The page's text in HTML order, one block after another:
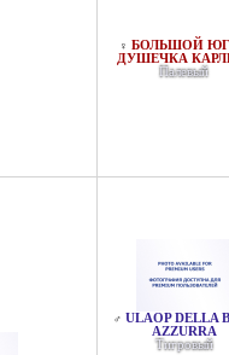
♀ БОЛЬШОЙ
ДУШЕЧКА
Палевый
♂ ULAOP DELLA
AZZURRA
Тигровый